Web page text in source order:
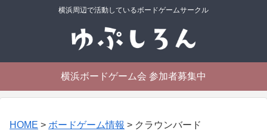
横浜周辺で活動しているボードゲームサークル
横浜ボードゲーム会 参加者募集中
HOME > ボードゲーム情報 > クラウンバード